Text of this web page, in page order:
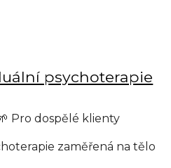
psychoterapie
Pro dospělé klienty
zaměřená na tělo